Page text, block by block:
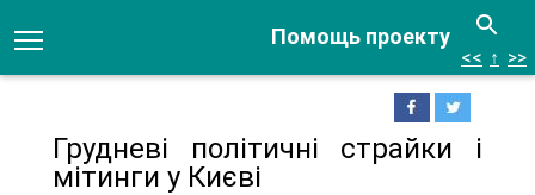
Помощь проекту
<< ↑ >>
Грудневі політичні страйки і
мітинги у Києві